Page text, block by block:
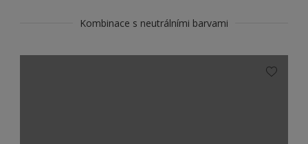
Kombinace s neutrálními barvami